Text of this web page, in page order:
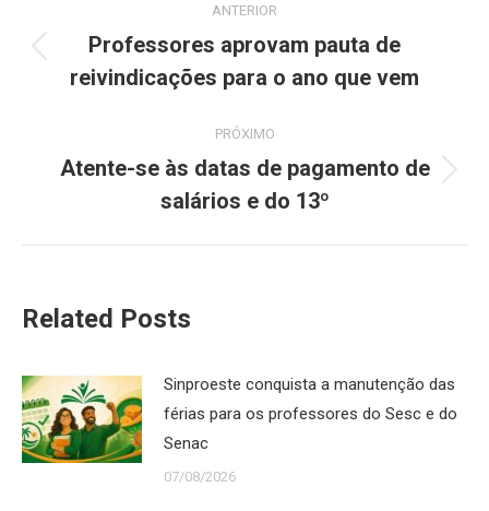
de
post:
ANTERIOR
Post
anterior:
Professores aprovam pauta de
reivindicações para o ano que vem
PRÓXIMO
Próximo
post:
Atente-se às datas de pagamento de
salários e do 13º
Related Posts
Sinproeste conquista a manutenção das
férias para os professores do Sesc e do
Senac
07/08/2026